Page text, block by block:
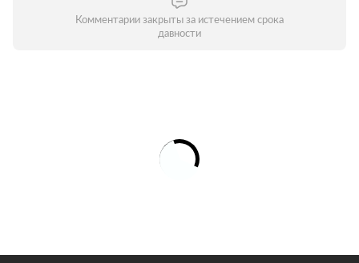
Комментарии закрыты за истечением срока
давности